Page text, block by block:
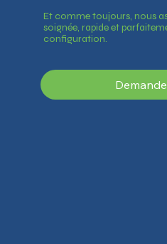
Et comme toujours, nous
soignée, rapide et
configuration.